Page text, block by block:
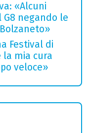
«Alcuni
negando le
Festival di
la mia cura
veloce»